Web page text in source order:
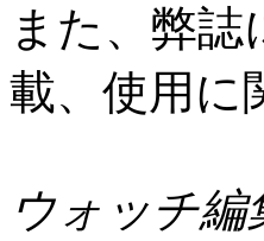
また、弊
載、使用に
ウォッチ編